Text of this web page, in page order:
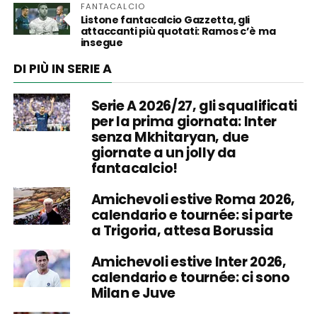
FANTACALCIO
Listone fantacalcio Gazzetta, gli
attaccanti più quotati: Ramos c’è ma
insegue
DI PIÙ IN SERIE A
Serie A 2026/27, gli squalificati
per la prima giornata: Inter
senza Mkhitaryan, due
giornate a un jolly da
fantacalcio!
Amichevoli estive Roma 2026,
calendario e tournée: si parte
a Trigoria, attesa Borussia
Amichevoli estive Inter 2026,
calendario e tournée: ci sono
Milan e Juve